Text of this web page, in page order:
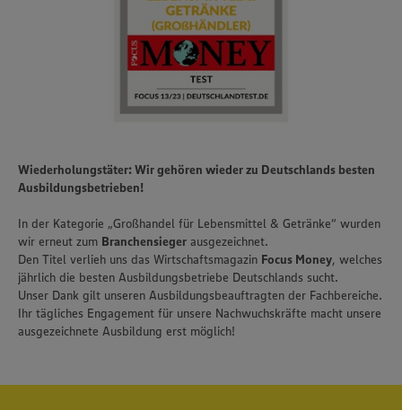
Wiederholungstäter: Wir gehören wieder zu Deutschlands besten
Ausbildungsbetrieben!
In der Kategorie „Großhandel für Lebensmittel & Getränke“ wurden
wir erneut zum Branchensieger ausgezeichnet.
Den Titel verlieh uns das Wirtschaftsmagazin Focus Money, welches
jährlich die besten Ausbildungsbetriebe Deutschlands sucht.
Unser Dank gilt unseren Ausbildungsbeauftragten der Fachbereiche.
Ihr tägliches Engagement für unsere Nachwuchskräfte macht unsere
ausgezeichnete Ausbildung erst möglich!